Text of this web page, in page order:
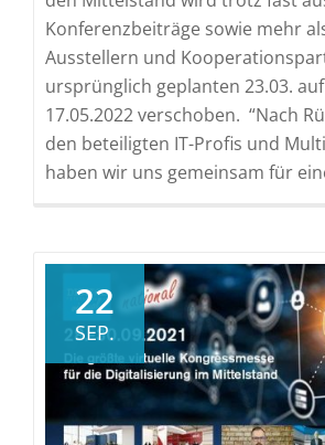
Konferenzbeiträge sowie mehr
Ausstellern und
ursprünglich geplanten 23.03.
17.05.2022 verschoben. “Nach
den beteiligten IT-Profis und
haben wir uns gemeinsam für
22
SEP.